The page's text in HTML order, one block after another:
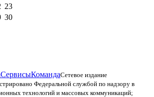
23
30
СервисыКомандаСетевое издание
Федеральной службой по надзору в
технологий и массовых коммуникаций;